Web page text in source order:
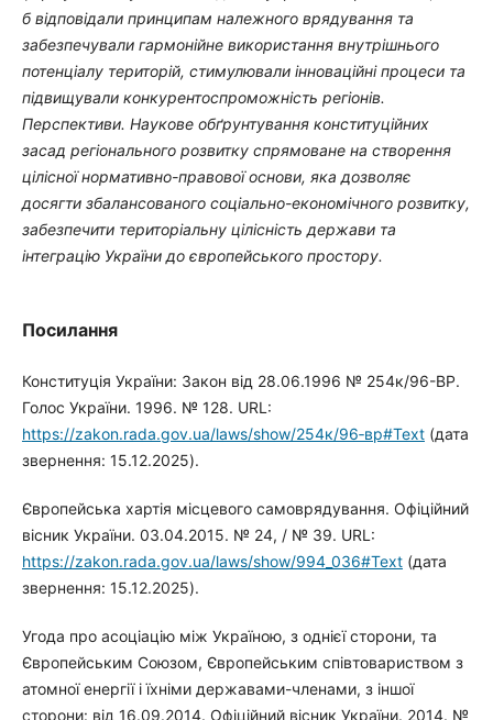
б відповідали принципам належного врядування та
забезпечували гармонійне використання внутрішнього
потенціалу територій, стимулювали інноваційні процеси та
підвищували конкурентоспроможність регіонів.
Перспективи. Наукове обґрунтування конституційних
засад регіонального розвитку спрямоване на створення
цілісної нормативно-правової основи, яка дозволяє
досягти збалансованого соціально-економічного розвитку,
забезпечити територіальну цілісність держави та
інтеграцію України до європейського простору.
Посилання
Конституція України: Закон від 28.06.1996 № 254к/96-ВР.
Голос України. 1996. № 128. URL:
https://zakon.rada.gov.ua/laws/show/254к/96‑вр#Text(дата
звернення: 15.12.2025).
Європейська хартія місцевого самоврядування. Офіційний
вісник України. 03.04.2015. № 24, / № 39. URL:
https://zakon.rada.gov.ua/laws/show/994_036#Text(дата
звернення: 15.12.2025).
Угода про асоціацію між Україною, з однієї сторони, та
Європейським Союзом, Європейським співтовариством з
атомної енергії і їхніми державами-членами, з іншої
сторони: від 16.09.2014. Офіційний вісник України. 2014. №